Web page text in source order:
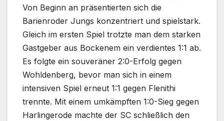
Von Beginn an präsentierten sich die
Barienroder Jungs konzentriert und spielstark.
Gleich im ersten Spiel trotzte man dem starken
Gastgeber aus Bockenem ein verdientes 1:1 ab.
Es folgte ein souveräner 2:0-Erfolg gegen
Wohldenberg, bevor man sich in einem
intensiven Spiel erneut 1:1 gegen Flenithi
trennte. Mit einem umkämpften 1:0-Sieg gegen
Harlingerode machte der SC schließlich den